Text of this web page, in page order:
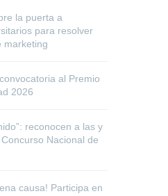
la puerta a
para resolver
marketing
al Premio
2026
reconocen a las y
Nacional de
causa! Participa en